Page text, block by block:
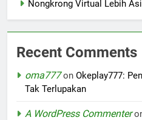
Nongkrong Virtual Lebih
Recent Comments
oma777on Okeplay777:
Tak Terlupakan
A WordPress Commenter